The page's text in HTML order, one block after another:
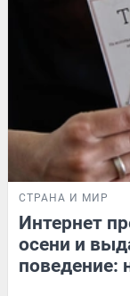
СТРАНА И МИР
Интернет
осени и
поведение: